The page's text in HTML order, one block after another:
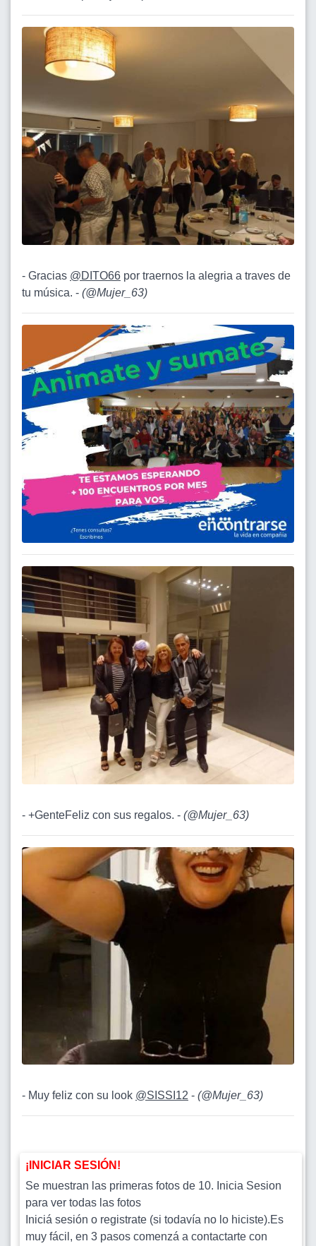
- Gracias @DITO66 por traernos la alegria a traves de
tu música. - (@Mujer_63)
- +GenteFeliz con sus regalos. - (@Mujer_63)
- Muy feliz con su look @SISSI12 - (@Mujer_63)
¡INICIAR SESIÓN!
Se muestran las primeras fotos de 10. Inicia Sesion
para ver todas las fotos
Iniciá sesión o registrate (si todavía no lo hiciste).Es
muy fácil, en 3 pasos comenzá a contactarte con